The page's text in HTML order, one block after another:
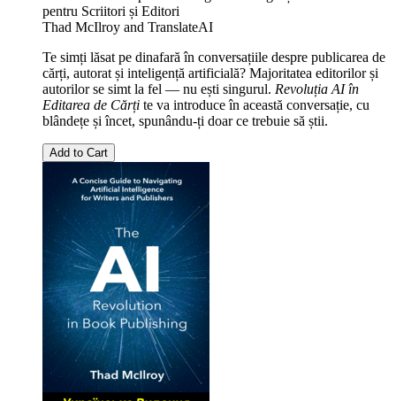
pentru Scriitori și Editori
Thad McIlroy and TranslateAI
Te simți lăsat pe dinafară în conversațiile despre publicarea de
cărți, autorat și inteligență artificială? Majoritatea editorilor și
autorilor se simt la fel — nu ești singurul. Revoluția AI în
Editarea de Cărți te va introduce în această conversație, cu
blândețe și încet, spunându-ți doar ce trebuie să știi.
Add to Cart